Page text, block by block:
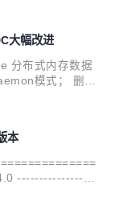
缓
运行这个模
Ignite扩展库。
增了CLIE...
大幅改进
分布式内存数据
模式； 删除
、Ca
）； 删
模块依赖，...
本
------------------